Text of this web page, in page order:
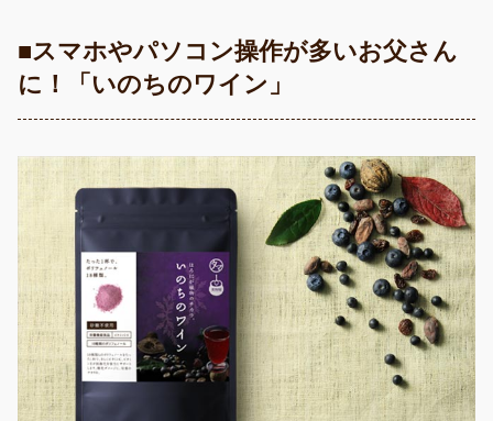
■スマホやパソコン操作が多いお父さん
に！「いのちのワイン」